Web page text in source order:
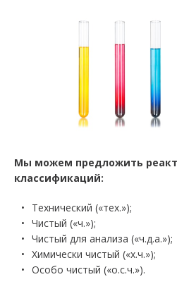
Мы можем предложить
классификаций:
Технический («тех.»);
Чистый («ч.»);
Чистый для анализа («ч.д.а.»);
Химически чистый («х.ч.»);
Особо чистый («о.с.ч.»).